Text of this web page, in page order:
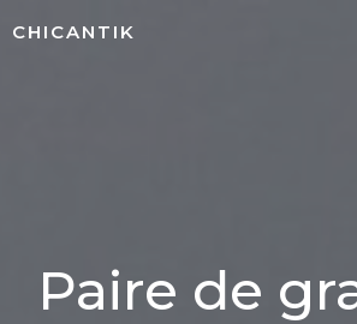
CHICANTIK
Paire de